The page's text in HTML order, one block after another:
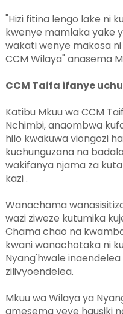
"Hizi fitina lengo lake ni
kwenye mamlaka yake
wakati wenye makosa
CCM Wilaya" anasema
CCM Taifa ifanye
Katibu Mkuu wa CCM
Nchimbi, anaombwa
hilo kwakuwa viongozi
kuchunguzana na
wakifanya njama za
kazi .
Wanachama
wazi ziweze kutumika
Chama chao na
kwani wanachotaka ni
Nyang'hwale
zilivyoendelea.
Mkuu wa Wilaya ya